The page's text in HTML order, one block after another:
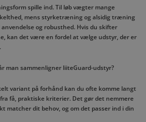
spille ind. Til løb vægter mange
mens styrketræning og alsidig træning
og robusthed. Hvis du skifter
kan det være en fordel at vælge udstyr, der er
man sammenligner liiteGuard-udstyr?
variant på forhånd kan du ofte komme langt
få, praktiske kriterier. Det gør det nemmere
matcher dit behov, og om det passer ind i din